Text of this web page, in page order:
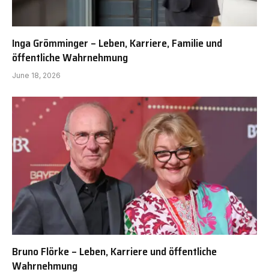
Inga Grömminger – Leben, Karriere, Familie und
öffentliche Wahrnehmung
June 18, 2026
Bruno Flörke – Leben, Karriere und öffentliche
Wahrnehmung